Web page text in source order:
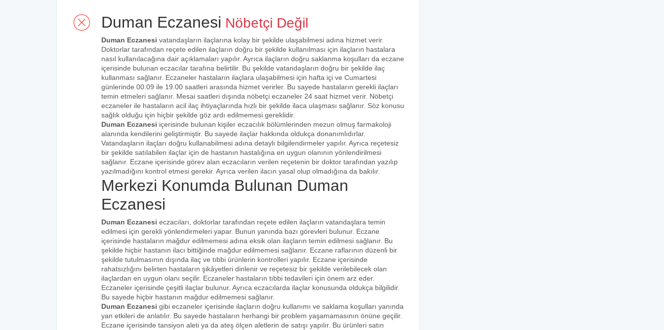
Duman Eczanesi Nöbetçi Değil
Duman Eczanesi vatandaşların ilaçlarına kolay bir şekilde ulaşabilmesi adına hizmet verir.
Doktorlar tarafından reçete edilen ilaçların doğru bir şekilde kullanılması için ilaçların hastalara
nasıl kullanılacağına dair açıklamaları yapılır. Ayrıca ilaçların doğru saklanma koşulları da eczane
içerisinde bulunan eczacılar tarafına belirtilir. Bu şekilde vatandaşların doğru bir şekilde ilaç
kullanması sağlanır. Eczaneler hastaların ilaçlara ulaşabilmesi için hafta içi ve Cumartesi
günlerinde 00.09 ile 19.00 saatleri arasında hizmet verirler. Bu sayede hastaların gerekli ilaçları
temin etmeleri sağlanır. Mesai saatleri dışında nöbetçi eczaneler 24 saat hizmet verir. Nöbetçi
eczaneler ile hastaların acil ilaç ihtiyaçlarında hızlı bir şekilde ilaca ulaşması sağlanır. Söz konusu
sağlık olduğu için hiçbir şekilde göz ardı edilmemesi gereklidir.
Duman Eczanesi içerisinde bulunan kişiler eczacılık bölümlerinden mezun olmuş farmakoloji
alanında kendilerini geliştirmiştir. Bu sayede ilaçlar hakkında oldukça donanımlıdırlar.
Vatandaşların ilaçları doğru kullanabilmesi adına detaylı bilgilendirmeler yapılır. Ayrıca reçetesiz
bir şekilde satılabilen ilaçlar için de hastanın hastalığına en uygun olanının yönlendirilmesi
sağlanır. Eczane içerisinde görev alan eczacıların verilen reçetenin bir doktor tarafından yazılıp
yazılmadığını kontrol etmesi gerekir. Ayrıca verilen ilacın yasal olup olmadığına da bakılır.
Merkezi Konumda Bulunan Duman
Eczanesi
Duman Eczanesi eczacıları, doktorlar tarafından reçete edilen ilaçların vatandaşlara temin
edilmesi için gerekli yönlendirmeleri yapar. Bunun yanında bazı görevleri bulunur. Eczane
içerisinde hastaların mağdur edilmemesi adına eksik olan ilaçların temin edilmesi sağlanır. Bu
şekilde hiçbir hastanın ilacı bittiğinde mağdur edilmemesi sağlanır. Eczane raflarının düzenli bir
şekilde tutulmasının dışında ilaç ve tıbbi ürünlerin kontrolleri yapılır. Eczane içerisinde
rahatsızlığını belirten hastaların şikâyetleri dinlenir ve reçetesiz bir şekilde verilebilecek olan
ilaçlardan en uygun olanı seçilir. Eczaneler hastaların tıbbi tedavileri için önem arz eder.
Eczaneler içerisinde çeşitli ilaçlar bulunur. Ayrıca eczacılarda ilaçlar konusunda oldukça bilgilidir.
Bu sayede hiçbir hastanın mağdur edilmemesi sağlanır.
Duman Eczanesi gibi eczaneler içerisinde ilaçların doğru kullanımı ve saklama koşulları yanında
yan etkileri de anlatılır. Bu sayede hastaların herhangi bir problem yaşamamasının önüne geçilir.
Eczane içerisinde tansiyon aleti ya da ateş ölçen aletlerin de satışı yapılır. Bu ürünleri satın